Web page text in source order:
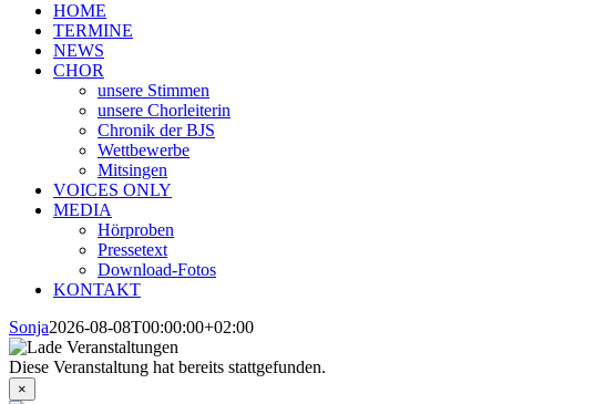
HOME
TERMINE
NEWS
CHOR
unsere Stimmen
unsere Chorleiterin
Chronik der BJS
Wettbewerbe
Mitsingen
VOICES ONLY
MEDIA
Hörproben
Pressetext
Download-Fotos
KONTAKT
Sonja2026-08-08T00:00:00+02:00
Diese Veranstaltung hat bereits stattgefunden.
×